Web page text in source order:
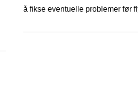
å fikse eventuelle problemer før